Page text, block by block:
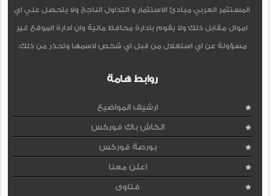
المستثمر العربي مبادئ الاستثمار و التداول الناجح ولا يتحصل علي اي
اموال مقابل ذلك ولا يقوم بادارة محافظ مالية وان ادارة الموقع غير
مسؤولة عن اي استغلال من قبل اي شخص لاسمها وتحذر من ذلك.
روابط هامة
ارشيف المواضيع
الكاش باك فوركس
بورصة فوركس
اعلن معنا
فتاوى